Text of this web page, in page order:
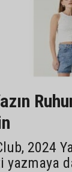
2024
yazmaya